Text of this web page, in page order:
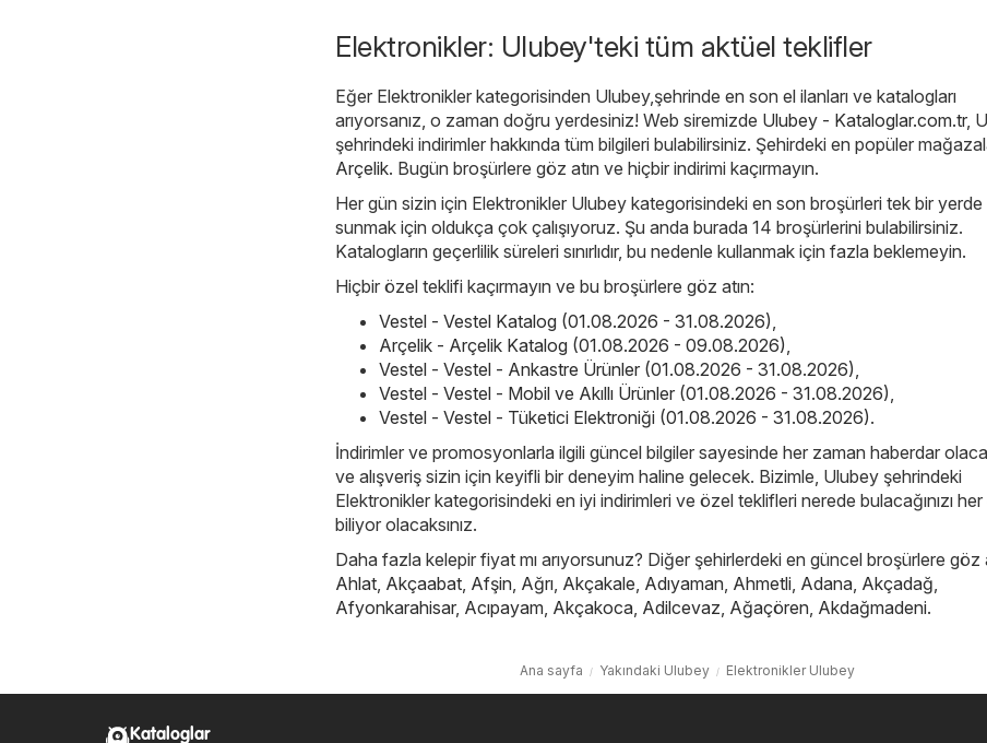
Elektronikler: Ulubey'teki tüm aktüel teklifler
Eğer Elektronikler kategorisinden Ulubey,şehrinde en son el ilanları ve katalogları
arıyorsanız, o zaman doğru yerdesiniz! Web siremizde Ulubey - Kataloglar.com.tr,
şehrindeki indirimler hakkında tüm bilgileri bulabilirsiniz. Şehirdeki en popüler
Arçelik. Bugün broşürlere göz atın ve hiçbir indirimi kaçırmayın.
Her gün sizin için Elektronikler Ulubey kategorisindeki en son broşürleri tek bir yerde
sunmak için oldukça çok çalışıyoruz. Şu anda burada 14 broşürlerini bulabilirsiniz.
Katalogların geçerlilik süreleri sınırlıdır, bu nedenle kullanmak için fazla beklemeyin.
Hiçbir özel teklifi kaçırmayın ve bu broşürlere göz atın:
Vestel - Vestel Katalog (01.08.2026 - 31.08.2026),
Arçelik - Arçelik Katalog (01.08.2026 - 09.08.2026),
Vestel - Vestel - Ankastre Ürünler (01.08.2026 - 31.08.2026),
Vestel - Vestel - Mobil ve Akıllı Ürünler (01.08.2026 - 31.08.2026),
Vestel - Vestel - Tüketici Elektroniği (01.08.2026 - 31.08.2026).
İndirimler ve promosyonlarla ilgili güncel bilgiler sayesinde her zaman haberdar
ve alışveriş sizin için keyifli bir deneyim haline gelecek. Bizimle, Ulubey şehrindeki
Elektronikler kategorisindeki en iyi indirimleri ve özel teklifleri nerede bulacağınızı her
biliyor olacaksınız.
Daha fazla kelepir fiyat mı arıyorsunuz? Diğer şehirlerdeki en güncel broşürlere göz
Ahlat, Akçaabat, Afşin, Ağrı, Akçakale, Adıyaman, Ahmetli, Adana, Akçadağ,
Afyonkarahisar, Acıpayam, Akçakoca, Adilcevaz, Ağaçören, Akdağmadeni.
Ana sayfa Yakındaki Ulubey Elektronikler Ulubey
Kataloglar